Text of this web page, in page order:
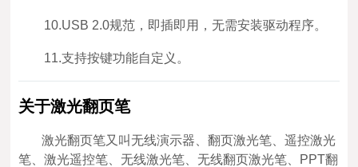
10.USB 2.0规范，即插即用，无需安装驱动程序。
11.支持按键功能自定义。
关于激光翻页笔
激光翻页笔又叫无线演示器、翻页激光笔、遥控激光
笔、激光遥控笔、无线激光笔、无线翻页激光笔、PPT翻